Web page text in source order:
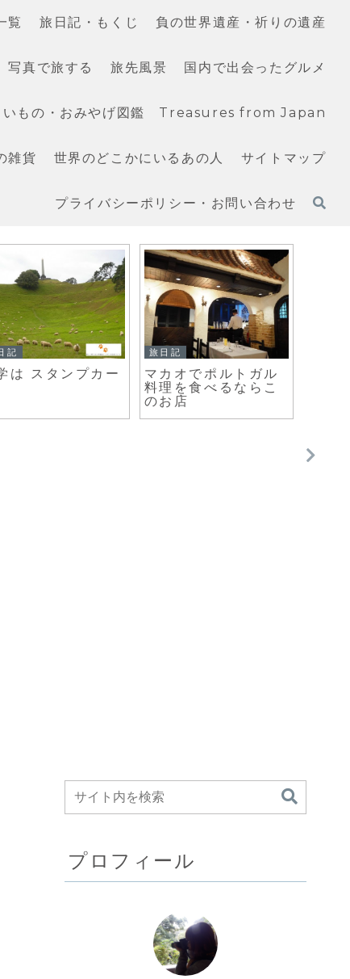
覧 旅日記・もくじ 負の世界遺産・祈りの遺産
写真で旅する 旅先風景 国内で出会ったグルメ
いもの・おみやげ図鑑 Treasures from Japan
雑貨 世界のどこかにいるあの人 サイトマップ
プライバシーポリシー・お問い合わせ
旅日記
クラクフでドラゴン
のパレードに遭遇
タイ
【東南アジア旅】タ
イ バンコクの街まと
プロフィール